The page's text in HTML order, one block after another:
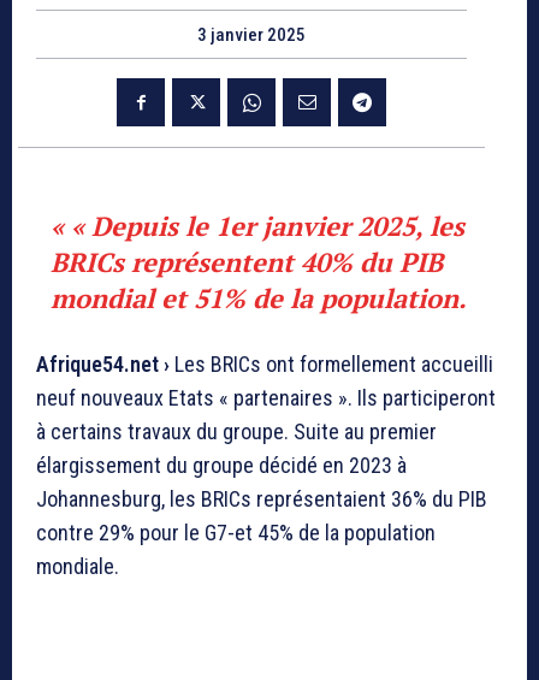
3 janvier 2025
« « Depuis le 1er janvier 2025, les
BRICs représentent 40% du PIB
mondial et 51% de la population.
Afrique54.net › Les BRICs ont formellement accueilli
neuf nouveaux Etats « partenaires ». Ils participeront
à certains travaux du groupe. Suite au premier
élargissement du groupe décidé en 2023 à
Johannesburg, les BRICs représentaient 36% du PIB
contre 29% pour le G7-et 45% de la population
mondiale.